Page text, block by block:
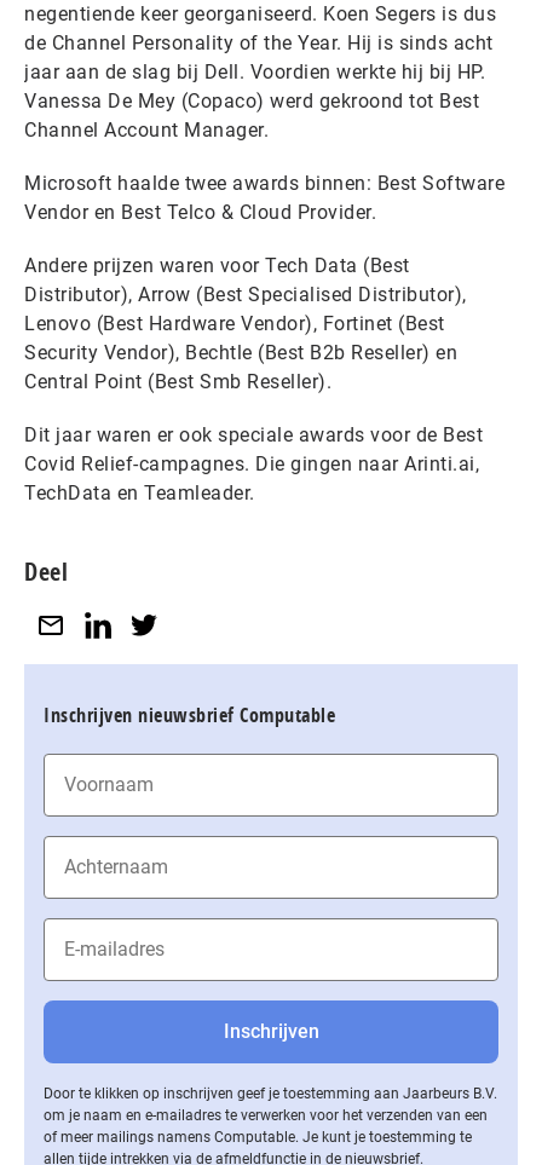
negentiende keer georganiseerd. Koen Segers is dus
de Channel Personality of the Year. Hij is sinds acht
jaar aan de slag bij Dell. Voordien werkte hij bij HP.
Vanessa De Mey (Copaco) werd gekroond tot Best
Channel Account Manager.
Microsoft haalde twee awards binnen: Best Software
Vendor en Best Telco & Cloud Provider.
Andere prijzen waren voor Tech Data (Best
Distributor), Arrow (Best Specialised Distributor),
Lenovo (Best Hardware Vendor), Fortinet (Best
Security Vendor), Bechtle (Best B2b Reseller) en
Central Point (Best Smb Reseller).
Dit jaar waren er ook speciale awards voor de Best
Covid Relief-campagnes. Die gingen naar Arinti.ai,
TechData en Teamleader.
Deel
Inschrijven nieuwsbrief Computable
Door te klikken op inschrijven geef je toestemming aan Jaarbeurs B.V.
om je naam en e-mailadres te verwerken voor het verzenden van een
of meer mailings namens Computable. Je kunt je toestemming te
allen tijde intrekken via de af­meld­func­tie in de nieuwsbrief.